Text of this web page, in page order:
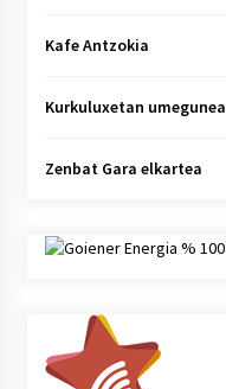
Kafe Antzokia
Kurkuluxetan umegunea
Zenbat Gara elkartea